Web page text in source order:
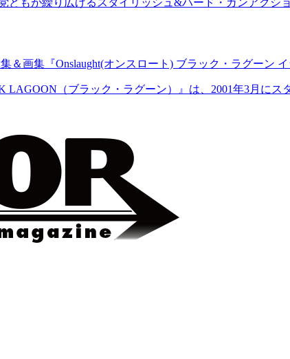
どもが繰り広げるスタイリッシュ&ハード・ガンアクシ
画集『Onslaught(オンスロート) ブラック・ラグーン イ
（ブラック・ラグーン）』は、2001年3月にス